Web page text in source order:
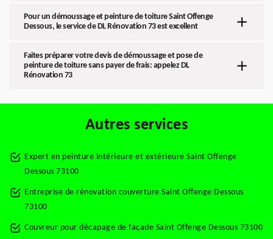
Pour un démoussage et peinture de toiture Saint Offenge
Dessous, le service de DL Rénovation 73 est excellent
Faites préparer votre devis de démoussage et pose de
peinture de toiture sans payer de frais: appelez DL
Rénovation 73
Autres services
Expert en peinture intérieure et extérieure Saint Offenge
Dessous 73100
Entreprise de rénovation couverture Saint Offenge Dessous
73100
Couvreur pour décapage de façade Saint Offenge Dessous 73100